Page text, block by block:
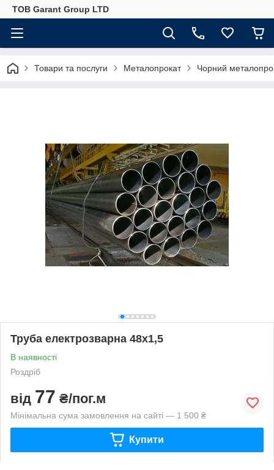
ТОВ Garant Group LTD
Товари та послуги Металопрокат Чорний
Труба електрозварна 48х1,5
В наявності
Роздріб
від 77 ₴/пог.м
Мінімальна сума замовлення на сайті — 1 500 ₴
Купити